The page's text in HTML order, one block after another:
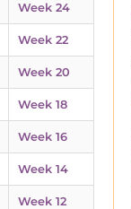
Week 24
Week 22
Week 20
Week 18
Week 16
Week 14
Week 12